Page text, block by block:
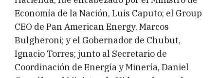
Economía de la Nación, Luis Caputo; el Group
CEO de Pan American Energy, Marcos
Bulgheroni; y el Gobernador de Chubut,
Ignacio Torres; junto al Secretario de
Coordinación de Energía y Minería, Daniel